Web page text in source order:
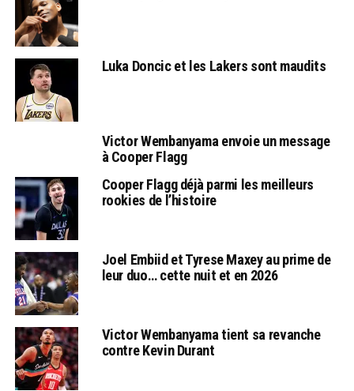
Luka Doncic et les Lakers sont maudits
Victor Wembanyama envoie un message
à Cooper Flagg
Cooper Flagg déjà parmi les meilleurs
rookies de l’histoire
Joel Embiid et Tyrese Maxey au prime de
leur duo… cette nuit et en 2026
Victor Wembanyama tient sa revanche
contre Kevin Durant